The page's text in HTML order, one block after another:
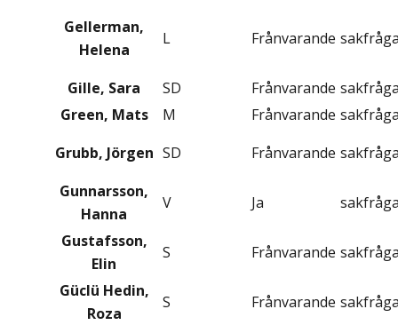
Gellerman,
Helena
L Frånvarande
Gille, Sara SD Frånvarande
Green, Mats
M Frånvarande
Grubb, Jörgen SD Frånvarande
Gunnarsson,
Hanna
V Ja
Gustafsson,
Elin
S Frånvarande
Güclü Hedin,
Roza
S Frånvarande